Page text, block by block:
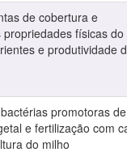
de cobertura e
físicas do
e produtividade
promotoras de
e fertilização com
do milho